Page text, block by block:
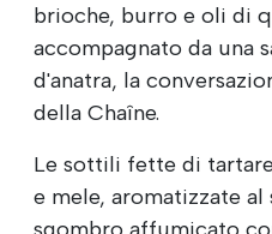
brioche, burro e oli di
accompagnato da una
d'anatra, la
della Chaîne.
Le sottili fette di
e mele, aromatizzate